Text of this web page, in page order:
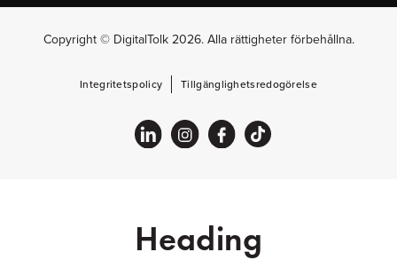
Copyright © DigitalTolk 2026. Alla rättigheter förbehållna.
Integritetspolicy Tillgänglighetsredogörelse
Heading